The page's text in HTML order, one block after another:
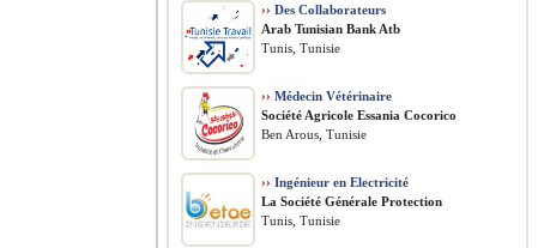
›› Des Collaborateurs
Arab Tunisian Bank Atb
Tunis, Tunisie
›› Médecin Vétérinaire
Société Agricole Essania Cocorico
Ben Arous, Tunisie
›› Ingénieur en Electricité
La Société Générale Protection
Tunis, Tunisie